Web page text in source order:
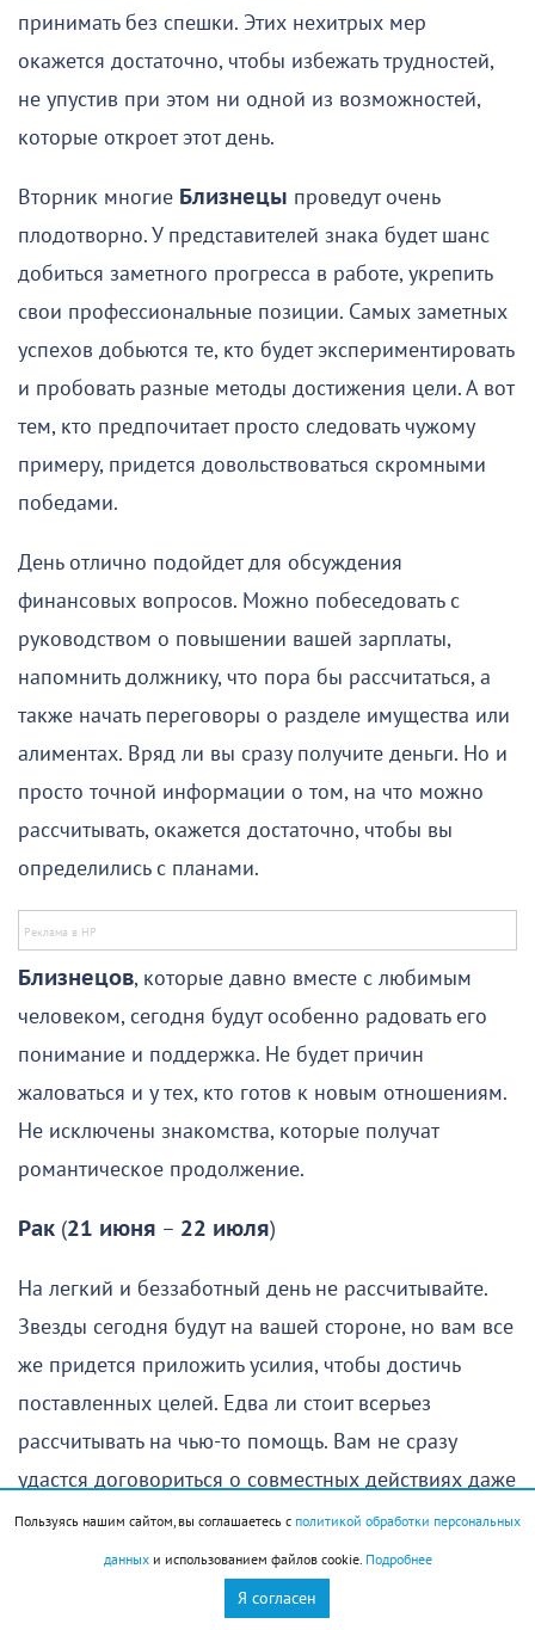
принимать без спешки. Этих нехитрых мер
окажется достаточно, чтобы избежать трудностей,
не упустив при этом ни одной из возможностей,
которые откроет этот день.
Вторник многие Близнецы проведут очень
плодотворно. У представителей знака будет шанс
добиться заметного прогресса в работе, укрепить
свои профессиональные позиции. Самых заметных
успехов добьются те, кто будет экспериментировать
и пробовать разные методы достижения цели. А вот
тем, кто предпочитает просто следовать чужому
примеру, придется довольствоваться скромными
победами.
День отлично подойдет для обсуждения
финансовых вопросов. Можно побеседовать с
руководством о повышении вашей зарплаты,
напомнить должнику, что пора бы рассчитаться, а
также начать переговоры о разделе имущества или
алиментах. Вряд ли вы сразу получите деньги. Но и
просто точной информации о том, на что можно
рассчитывать, окажется достаточно, чтобы вы
определились с планами.
Близнецов, которые давно вместе с любимым
человеком, сегодня будут особенно радовать его
понимание и поддержка. Не будет причин
жаловаться и у тех, кто готов к новым отношениям.
Не исключены знакомства, которые получат
романтическое продолжение.
Рак (21 июня – 22 июля)
На легкий и беззаботный день не рассчитывайте.
Звезды сегодня будут на вашей стороне, но вам все
же придется приложить усилия, чтобы достичь
поставленных целей. Едва ли стоит всерьез
рассчитывать на чью-то помощь. Вам не сразу
удастся договориться о совместных действиях даже
с проверенными союзниками. Не исключены
горячие споры из-за пустяков, взаимные
Пользуясь нашим сайтом, вы соглашаетесь с политикой обработки персональных
данныхи использованием файлов cookie. Подробнее
Я согласен